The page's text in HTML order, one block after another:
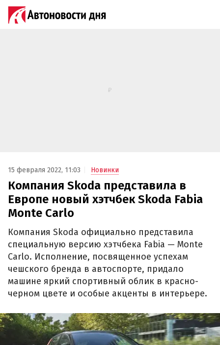
15 февраля 2022, 11:03 Новинки
Компания Skoda представила в
Европе новый хэтчбек Skoda Fabia
Monte Carlo
Компания Skoda официально представила
специальную версию хэтчбека Fabia — Monte
Carlo. Исполнение, посвященное успехам
чешского бренда в автоспорте, придало
машине яркий спортивный облик в красно-
черном цвете и особые акценты в интерьере.